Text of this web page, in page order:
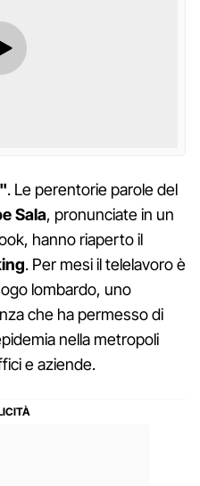
. Le perentorie parole del
Sala, pronunciate in un
hanno riaperto il
. Per mesi il telelavoro è
lombardo, uno
che ha permesso di
nella metropoli
e aziende.